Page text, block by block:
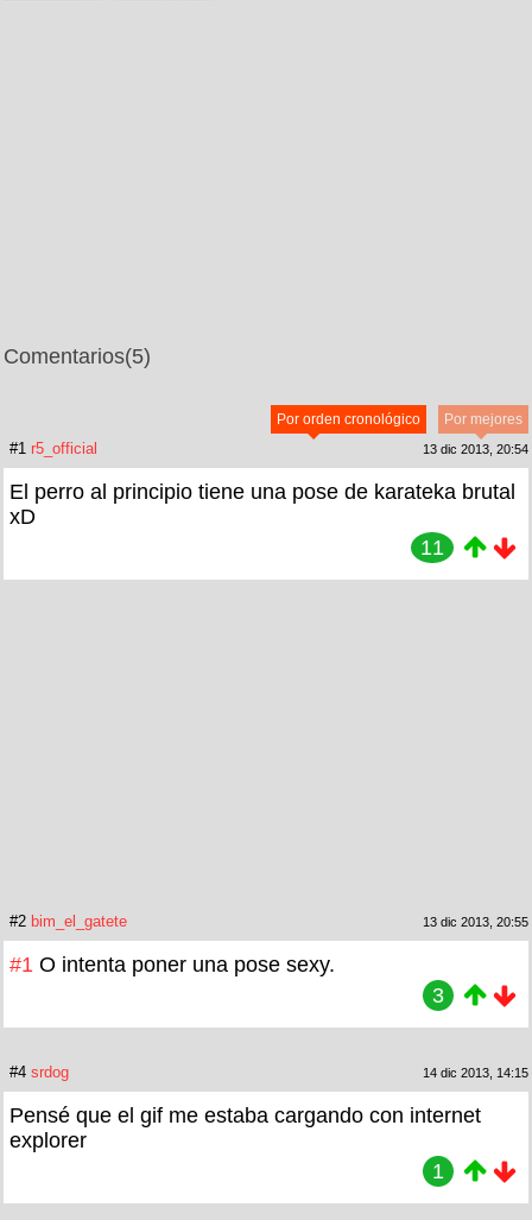
Comentarios(5)
Por mejores
Por orden cronológico
#1 r5_official 13 dic 2013, 20:54
El perro al principio tiene una pose de karateka brutal
xD
11
#2 bim_el_gatete 13 dic 2013, 20:55
#1 O intenta poner una pose sexy.
3
#4 srdog 14 dic 2013, 14:15
Pensé que el gif me estaba cargando con internet
explorer
1